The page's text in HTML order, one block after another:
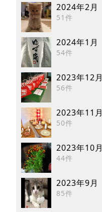
2024年2月
51件
2024年1月
54件
2023年12月
56件
2023年11月
50件
2023年10月
44件
2023年9月
85件